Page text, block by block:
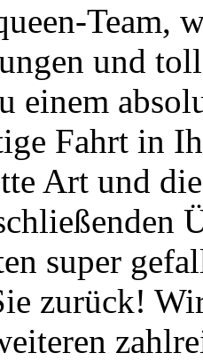
Team,
und
einem
Fahrt in
Art und
super
zurück!